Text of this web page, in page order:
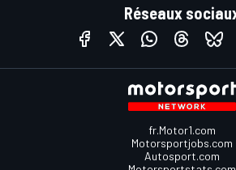
Réseaux
fr.Motor1.com
Motorsportjobs.com
Autosport.com